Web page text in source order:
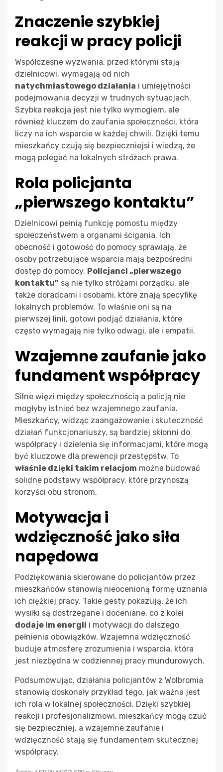
Znaczenie szybkiej
reakcji w pracy policji
Współczesne wyzwania, przed którymi stają
dzielnicowi, wymagają od nich
natychmiastowego działania i umiejętności
podejmowania decyzji w trudnych sytuacjach.
Szybka reakcja jest nie tylko wymogiem, ale
również kluczem do zaufania społeczności, która
liczy na ich wsparcie w każdej chwili. Dzięki temu
mieszkańcy czują się bezpieczniejsi i wiedzą, że
mogą polegać na lokalnych stróżach prawa.
Rola policjanta
„pierwszego kontaktu”
Dzielnicowi pełnią funkcję pomostu między
społeczeństwem a organami ścigania. Ich
obecność i gotowość do pomocy sprawiają, że
osoby potrzebujące wsparcia mają bezpośredni
dostęp do pomocy. Policjanci „pierwszego
kontaktu” są nie tylko stróżami porządku, ale
także doradcami i osobami, które znają specyfikę
lokalnych problemów. To właśnie oni są na
pierwszej linii, gotowi podjąć działania, które
często wymagają nie tylko odwagi, ale i empatii.
Wzajemne zaufanie jako
fundament współpracy
Silne więzi między społecznością a policją nie
mogłyby istnieć bez wzajemnego zaufania.
Mieszkańcy, widząc zaangażowanie i skuteczność
działań funkcjonariuszy, są bardziej skłonni do
współpracy i dzielenia się informacjami, które mogą
być kluczowe dla prewencji przestępstw. To
właśnie dzięki takim relacjom można budować
solidne podstawy współpracy, które przynoszą
korzyści obu stronom.
Motywacja i
wdzięczność jako siła
napędowa
Podziękowania skierowane do policjantów przez
mieszkańców stanowią nieocenioną formę uznania
ich ciężkiej pracy. Takie gesty pokazują, że ich
wysiłki są dostrzegane i doceniane, co z kolei
dodaje im energii i motywacji do dalszego
pełnienia obowiązków. Wzajemna wdzięczność
buduje atmosferę zrozumienia i wsparcia, która
jest niezbędna w codziennej pracy mundurowych.
Podsumowując, działania policjantów z Wolbromia
stanowią doskonały przykład tego, jak ważna jest
ich rola w lokalnej społeczności. Dzięki szybkiej
reakcji i profesjonalizmowi, mieszkańcy mogą czuć
się bezpieczniej, a wzajemne zaufanie i
wdzięczność stają się fundamentem skutecznej
współpracy.